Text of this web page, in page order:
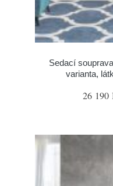
Sedací
varianta,
26 190